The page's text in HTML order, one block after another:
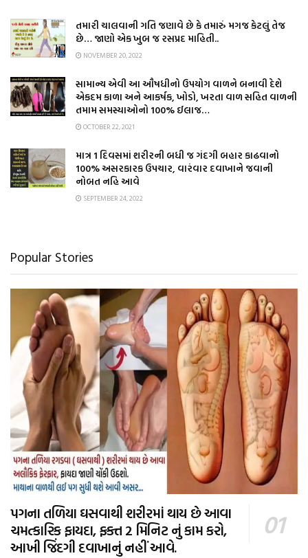
તમારી ચાલવાની ગતિ જણાવે છે કે તમારું મગજ કેટલું તેજ
છે… જાણો એક ખુબ જ રસપ્રદ માહિતી..
NOVEMBER 20, 2022
સામાન્ય એવી આ ઔષધીનો ઉપયોગ વાળને બનાવી દેશે
એકદમ કાળા અને આકર્ષક, ખોડો, ખરતા વાળ સહિત વાળની
તમામ સમસ્યાઓનો 100% ઈલાજ…
OCTOBER 22, 2021
માત્ર 1 દિવસમાં શરીરની બધી જ ગંદગી બહાર કાઢવાનો
100% અસરકારક ઉપચાર, વારંવાર દવાખાને જવાની
નોબત નહિ આવે
SEPTEMBER 24, 2022
Popular Stories
પગના તળિયા ઘસવાથી શરીરમાં થાય છે આવા
ચમત્કારિક ફાયદા, ફક્ત 2 મિનિટ નું કામ કરો,
આખી જિંદગી દવાખાનું નહીં આવે.